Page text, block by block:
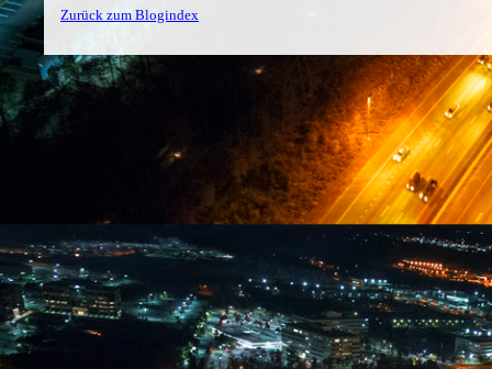
Zurück zum Blogindex